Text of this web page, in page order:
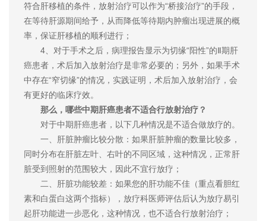
符合肝移植的条件，放射治疗可以作为“桥接治疗”的手段，
在等待肝源期间给予，从而降低等待期内肿瘤出现进展的概
率，保证肝移植的顺利进行；
4、对于手术之后，病理报告显示为切缘“阳性”的Ⅱ期肝
癌患者，术后加入放射治疗是非常必要的；另外，如果手术
中存在“窄切缘”的情况，实践证明，术后加入放射治疗，会
有更好的临床疗效。
那么，哪些中期肝癌患者不适合行放射治疗？
对于中期肝癌患者，以下几种情况是不适合做放疗的。
一、肝脏肿瘤比较分散：如果肝脏肿瘤的数量比较多，
同时分布在肝脏左叶、右叶的不同区域，这种情况，正常肝
脏受到照射的范围较大，因此不宜行放疗；
二、肝脏功能较差：如果您的肝功能不佳（重点看胆红
素和白蛋白这两个指标），放疗科医师评估后认为放疗易引
起肝功能进一步恶化，这种情况，也不适合行放射治疗；